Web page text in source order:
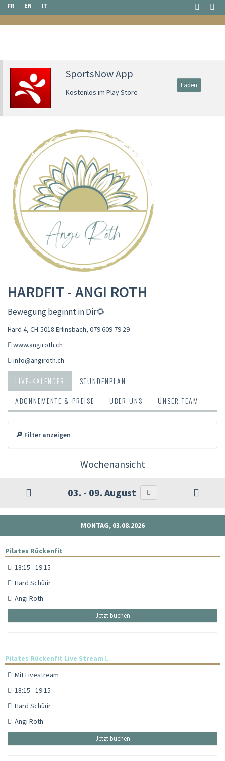
FR EN IT
SportsNow App
Kostenlos im Play Store
Laden
HARDFIT - ANGI ROTH
Bewegung beginnt in Dir🌻
Hard 4, CH-5018 Erlinsbach, 079 609 79 29
www.angiroth.ch
info@angiroth.ch
LIVE-KALENDER
STUNDENPLAN
ABONNEMENTE & PREISE
ÜBER UNS UNSER TEAM
🔎 Filter anzeigen
Wochenansicht
03. - 09. August
MONTAG, 03.08.2026
Pilates Rückenfit
18:15 - 19:15
Hard Schüür
Angi Roth
Jetzt buchen
Pilates Rückenfit Live Stream
Mit Livestream
18:15 - 19:15
Hard Schüür
Angi Roth
Jetzt buchen